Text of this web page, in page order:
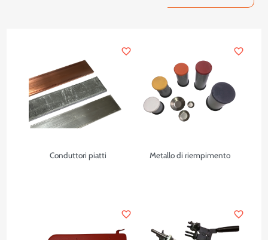
Conduttori piatti
favorite_border
Metallo di riempimento
favorite_border
favorite_border favorite_border